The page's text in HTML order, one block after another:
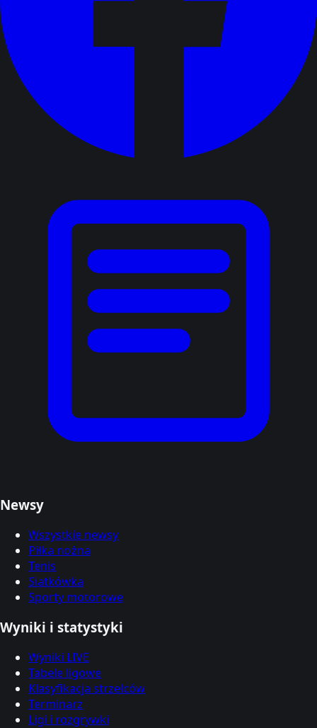
Newsy
Wszystkie newsy
Piłka nożna
Tenis
Siatkówka
Sporty motorowe
Wyniki i statystyki
Wyniki LIVE
Tabele ligowe
Klasyfikacja strzelców
Terminarz
Ligi i rozgrywki